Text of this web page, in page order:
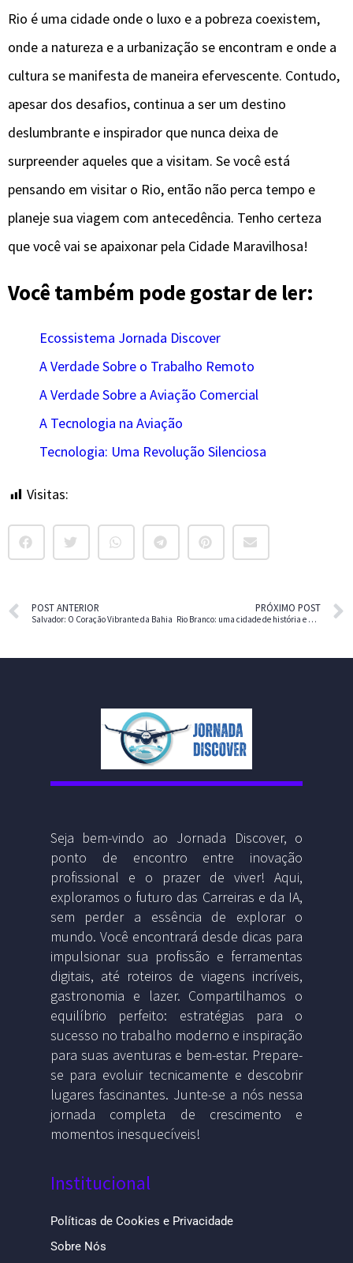
Rio é uma cidade onde o luxo e a pobreza coexistem,
onde a natureza e a urbanização se encontram e onde a
cultura se manifesta de maneira efervescente. Contudo,
apesar dos desafios, continua a ser um destino
deslumbrante e inspirador que nunca deixa de
surpreender aqueles que a visitam. Se você está
pensando em visitar o Rio, então não perca tempo e
planeje sua viagem com antecedência. Tenho certeza
que você vai se apaixonar pela Cidade Maravilhosa!
Você também pode gostar de ler:
Ecossistema Jornada Discover
A Verdade Sobre o Trabalho Remoto
A Verdade Sobre a Aviação Comercial
A Tecnologia na Aviação
Tecnologia: Uma Revolução Silenciosa
Visitas:
POST ANTERIOR
Salvador: O Coração Vibrante da Bahia
PRÓXIMO POST
Rio Branco: uma cidade de história e diversidade
Seja bem-vindo ao Jornada Discover, o
ponto de encontro entre inovação
profissional e o prazer de viver! Aqui,
exploramos o futuro das Carreiras e da IA,
sem perder a essência de explorar o
mundo. Você encontrará desde dicas para
impulsionar sua profissão e ferramentas
digitais, até roteiros de viagens incríveis,
gastronomia e lazer. Compartilhamos o
equilíbrio perfeito: estratégias para o
sucesso no trabalho moderno e inspiração
para suas aventuras e bem-estar. Prepare-
se para evoluir tecnicamente e descobrir
lugares fascinantes. Junte-se a nós nessa
jornada completa de crescimento e
momentos inesquecíveis!
Institucional
Políticas de Cookies e Privacidade
Sobre Nós